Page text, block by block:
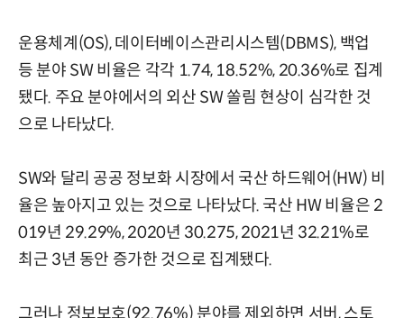
운용체계(OS), 데이터베이스관리시스템(DBMS), 백업
등 분야 SW 비율은 각각 1.74, 18.52%, 20.36%로 집계
됐다. 주요 분야에서의 외산 SW 쏠림 현상이 심각한 것
으로 나타났다.
SW와 달리 공공 정보화 시장에서 국산 하드웨어(HW) 비
율은 높아지고 있는 것으로 나타났다. 국산 HW 비율은 2
019년 29.29%, 2020년 30.275, 2021년 32.21%로
최근 3년 동안 증가한 것으로 집계됐다.
그러나 정보보호(92.76%) 분야를 제외하면 서버, 스토